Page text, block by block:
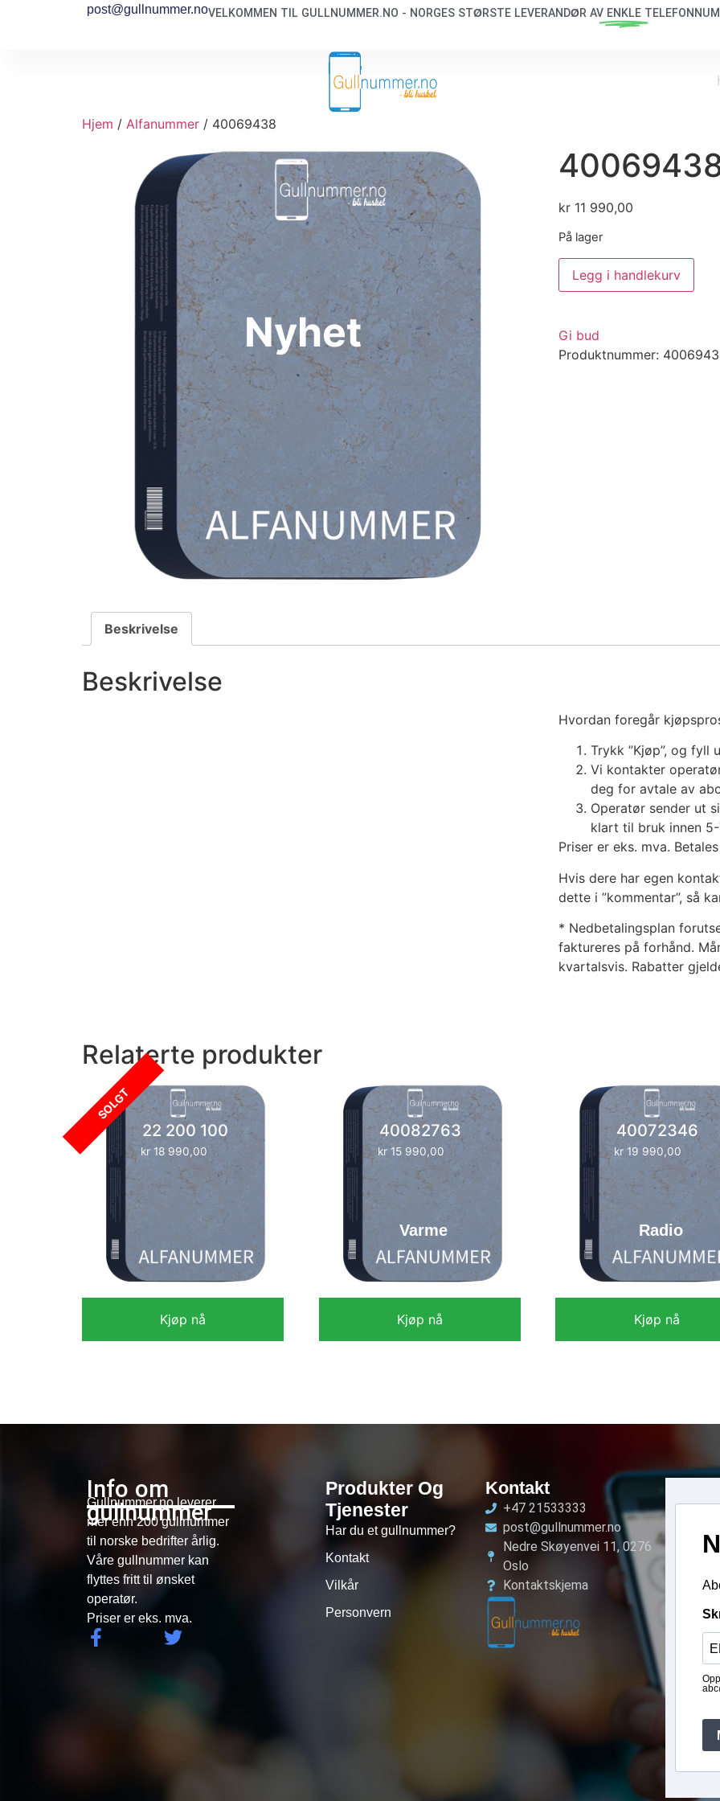
post@gullnummer.noVELKOMMEN TIL GULLNUMMER.NO - NORGES STØRSTE LEVERANDØR AV ENKLE
Hjem / Alfanummer / 40069438
Nyhet
kr11 990,00
På lager
Legg i handlekurv
Gi bud
Produktnummer:
Beskrivelse
Beskrivelse
Hvordan foregår
Trykk ”Kjøp”, og fyll
Vi kontakter
deg for avtale av
Operatør sender ut
klart til bruk innen
Priser er eks. mva.
Hvis dere har egen
dette i ”kommentar”, så
* Nedbetalingsplan
faktureres på forhånd.
kvartalsvis. Rabatter
Relaterte produkter
SOLGT
22 200 100
kr18 990,00
Kjøp nå
40082763
kr15 990,00
Varme
Kjøp nå
40072346
kr 19 990,00
Radio
Kjøp nå
Info om
gullnummer
Gullnummer.no leverer
mer enn 200 gullnummer
til norske bedrifter årlig.
Våre gullnummer kan
flyttes fritt til ønsket
operatør.
Priser er eks. mva.
Produkter Og
Tjenester
Har du et gullnummer?
Kontakt
Vilkår
Personvern
Kontakt
+47 21533333
post@gullnummer.no
Nedre Skøyenvei 11, 0276
Oslo
Kontaktskjema